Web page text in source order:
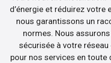
d’énergie et réduirez votre
nous garantissons un
normes. Nous
sécurisée à votre
pour nos services en toute